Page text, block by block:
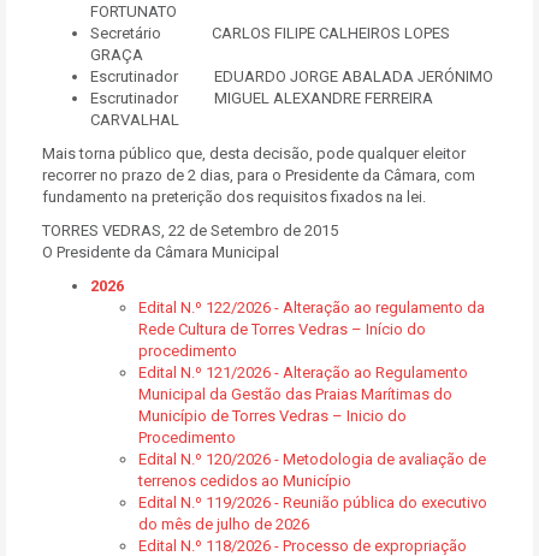
FORTUNATO
Secretário CARLOS FILIPE CALHEIROS LOPES
GRAÇA
Escrutinador EDUARDO JORGE ABALADA JERÓNIMO
Escrutinador MIGUEL ALEXANDRE FERREIRA
CARVALHAL
Mais torna público que, desta decisão, pode qualquer eleitor
recorrer no prazo de 2 dias, para o Presidente da Câmara, com
fundamento na preterição dos requisitos fixados na lei.
TORRES VEDRAS, 22 de Setembro de 2015
O Presidente da Câmara Municipal
2026
Edital N.º 122/2026 - Alteração ao regulamento da
Rede Cultura de Torres Vedras – Início do
procedimento
Edital N.º 121/2026 - Alteração ao Regulamento
Municipal da Gestão das Praias Marítimas do
Município de Torres Vedras – Inicio do
Procedimento
Edital N.º 120/2026 - Metodologia de avaliação de
terrenos cedidos ao Município
Edital N.º 119/2026 - Reunião pública do executivo
do mês de julho de 2026
Edital N.º 118/2026 - Processo de expropriação